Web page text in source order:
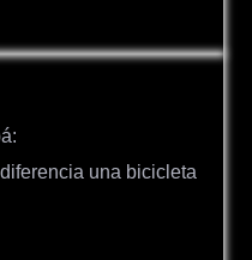
una bicicleta